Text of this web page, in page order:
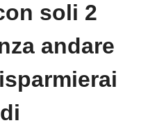
soli 2
andare